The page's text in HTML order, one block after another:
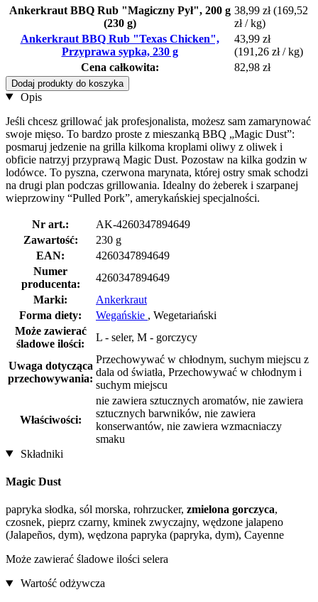
Ankerkraut BBQ Rub "Magiczny Pył", 200 g
(230 g)
38,99 zł (169,52
zł / kg)
Ankerkraut BBQ Rub "Texas Chicken",
Przyprawa sypka, 230 g
43,99 zł
(191,26 zł / kg)
Cena całkowita:
82,98 zł
Dodaj produkty do koszyka
Opis
Jeśli chcesz grillować jak profesjonalista, możesz sam zamarynować
swoje mięso. To bardzo proste z mieszanką BBQ „Magic Dust”:
posmaruj jedzenie na grilla kilkoma kroplami oliwy z oliwek i
obficie natrzyj przyprawą Magic Dust. Pozostaw na kilka godzin w
lodówce. To pyszna, czerwona marynata, której ostry smak schodzi
na drugi plan podczas grillowania. Idealny do żeberek i szarpanej
wieprzowiny “Pulled Pork”, amerykańskiej specjalności.
Nr art.:
AK-4260347894649
Zawartość:
230 g
EAN:
4260347894649
Numer
producenta:
4260347894649
Marki:
Ankerkraut
Forma diety:
Wegańskie , Wegetariański
Może zawierać
śladowe ilości:
L - seler, M - gorczycy
Uwaga dotycząca
przechowywania:
Przechowywać w chłodnym, suchym miejscu z
dala od światła, Przechowywać w chłodnym i
suchym miejscu
Właściwości:
nie zawiera sztucznych aromatów, nie zawiera
sztucznych barwników, nie zawiera
konserwantów, nie zawiera wzmacniaczy
smaku
Składniki
Magic Dust
papryka słodka, sól morska, rohrzucker, zmielona gorczyca,
czosnek, pieprz czarny, kminek zwyczajny, wędzone jalapeno
(Jalapeños, dym), wędzona papryka (papryka, dym), Cayenne
Może zawierać śladowe ilości selera
Wartość odżywcza